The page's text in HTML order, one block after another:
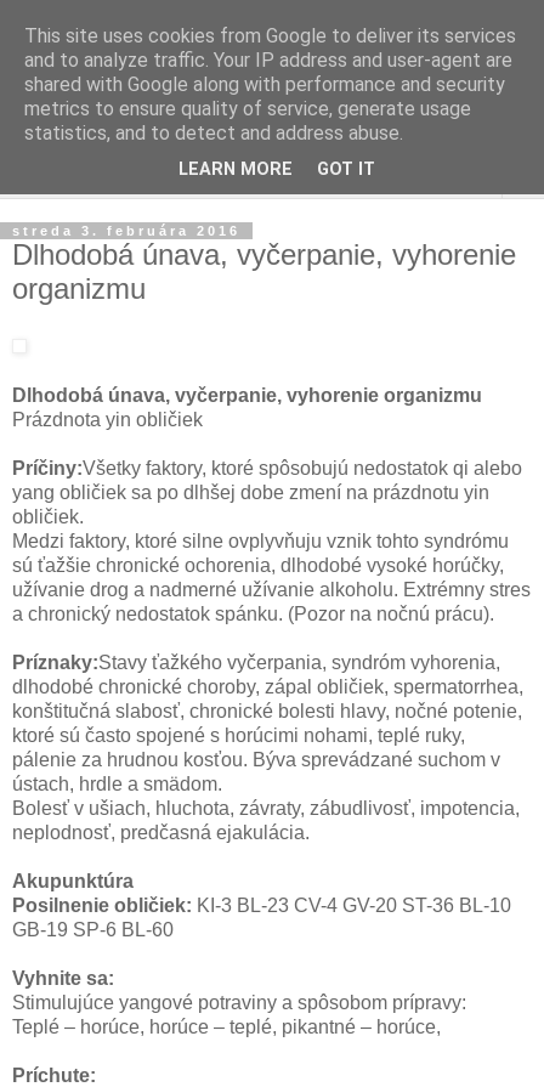
streda 3. februára 2016
Dlhodobá únava, vyčerpanie, vyhorenie
organizmu
Dlhodobá únava, vyčerpanie, vyhorenie organizmu
Prázdnota yin obličiek
Príčiny:Všetky faktory, ktoré spôsobujú nedostatok qi alebo
yang obličiek sa po dlhšej dobe zmení na prázdnotu yin
obličiek.
Medzi faktory, ktoré silne ovplyvňuju vznik tohto syndrómu
sú ťažšie chronické ochorenia, dlhodobé vysoké horúčky,
užívanie drog a nadmerné užívanie alkoholu. Extrémny stres
a chronický nedostatok spánku. (Pozor na nočnú prácu).
Príznaky:Stavy ťažkého vyčerpania, syndróm vyhorenia,
dlhodobé chronické choroby, zápal obličiek, spermatorrhea,
konštitučná slabosť, chronické bolesti hlavy, nočné potenie,
ktoré sú často spojené s horúcimi nohami, teplé ruky,
pálenie za hrudnou kosťou. Býva sprevádzané suchom v
ústach, hrdle a smädom.
Bolesť v ušiach, hluchota, závraty, zábudlivosť, impotencia,
neplodnosť, predčasná ejakulácia.
Akupunktúra
Posilnenie obličiek: KI-3 BL-23 CV-4 GV-20 ST-36 BL-10
GB-19 SP-6 BL-60
Vyhnite sa:
Stimulujúce yangové potraviny a spôsobom prípravy:
Teplé – horúce, horúce – teplé, pikantné – horúce,
Príchute:
This site uses cookies from Google to deliver its services
and to analyze traffic. Your IP address and user-agent are
shared with Google along with performance and security
metrics to ensure quality of service, generate usage
statistics, and to detect and address abuse.
LEARN MORE GOT IT